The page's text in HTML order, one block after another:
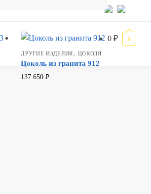
ДРУГИЕ ИЗДЕЛИЯ, ЦОКОЛЯ
Цоколь из гранита 912
137 650₽
0₽ 0